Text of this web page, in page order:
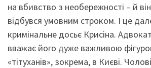
на вбивство з необережності – й
відбувся умовним строком. І це
кримінальне досьє Крисіна.
вважає його дуже важливою
«тітуханів», зокрема, в Києві.